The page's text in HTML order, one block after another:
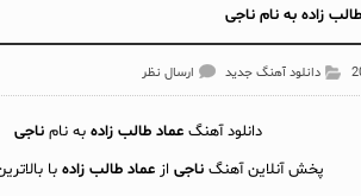
زاده به نام ناجی
دانلود آهنگ جدید ارسال نظر
دانلود آهنگ عماد طالب زاده به نام ناجی
پخش آنلاين آهنگناجی ازعماد طالب زاده با